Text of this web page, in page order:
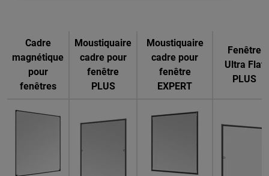
Cadre
magnétique
pour
fenêtres
Moustiquaire
cadre pour
fenêtre
PLUS
Moustiquaire
cadre pour
fenêtre
EXPERT
Fenêtre
Ultra Flat
PLUS